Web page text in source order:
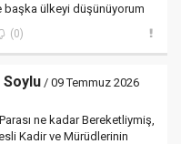
başka ülkeyi düşünüyorum
(0)
/ 09 Temmuz 2026
ne kadar Bereketliymiş,
Kadir ve Mürüdlerinin